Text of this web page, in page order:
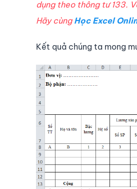
dụng theo thông tư 133.
Hãy cùng Học Excel
Kết quả chúng ta mong